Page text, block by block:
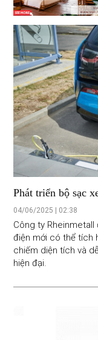
Phát triển bộ sạc
04/06/2025 | 02:38
Công ty
điện mới có thể tích
chiếm diện tích và
hiện đại.